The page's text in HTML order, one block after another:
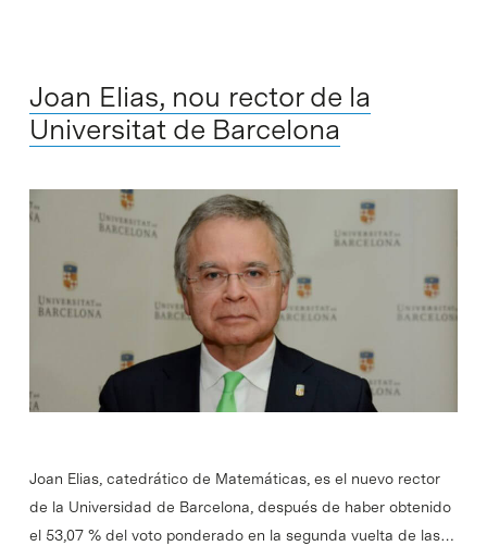
Joan Elias, nou rector de la
Universitat de Barcelona
Joan Elias, catedrático de Matemáticas, es el nuevo rector
de la Universidad de Barcelona, después de haber obtenido
el 53,07 % del voto ponderado en la segunda vuelta de las…